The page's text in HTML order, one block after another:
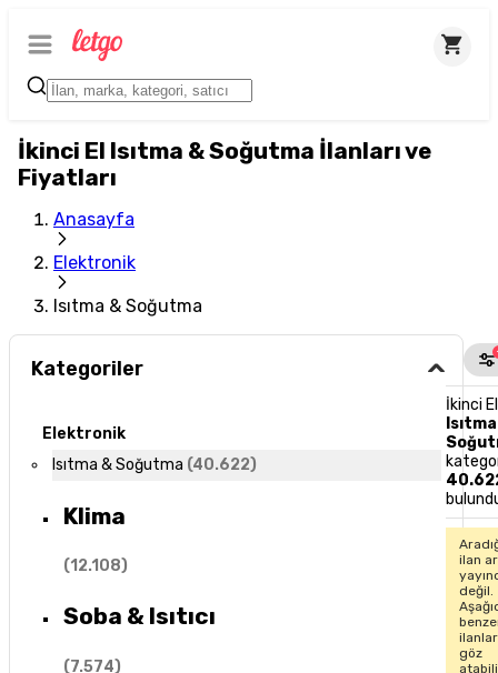
İkinci El Isıtma & Soğutma İlanları ve
Fiyatları
Anasayfa
Elektronik
Isıtma & Soğutma
Kategoriler
Elektronik
Isıtma & Soğutma (40.622)
Klima
(12.108)
Soba & Isıtıcı
(7.574)
İkinci El
ilan
değil.
göz